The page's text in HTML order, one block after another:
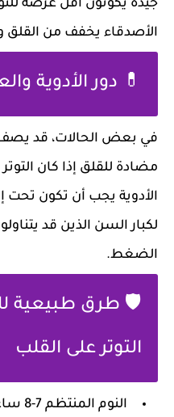
جيدة يكونون أقل عرضة
الأصدقاء يخفف من القلق
💊 دور الأدوية
في بعض الحالات، قد يصف
مضادة للقلق إذا كان
الأدوية يجب أن تكون
لكبار السن الذين قد
الضغط.
🛡️ طرق طبيعية
التوتر على القلب
النوم المنتظم 7-8 ساعات يوميًا.